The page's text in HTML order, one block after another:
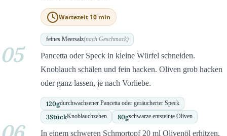
Wartezeit 10 min
feines Meersalz(nach Geschmack)
05
Pancetta oder Speck in kleine Würfel schneiden.
Knoblauch schälen und fein hacken. Oliven grob hacken
oder ganz lassen, je nach Vorliebe.
120gdurchwachsener Pancetta oder geräucherter Speck
3StückKnoblauchzehen 80gschwarze entsteinte Oliven
In einem schweren Schmortopf 20 ml Olivenöl erhitzen.